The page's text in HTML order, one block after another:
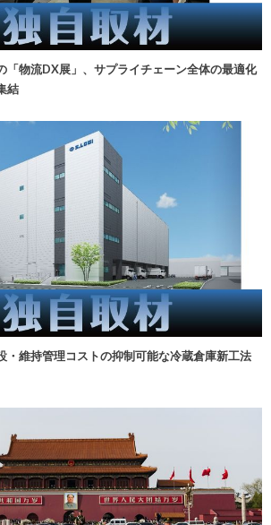
「物流DX展」、サプライチェーン全体の最適化
結
・維持管理コストの抑制可能な冷蔵倉庫新工法